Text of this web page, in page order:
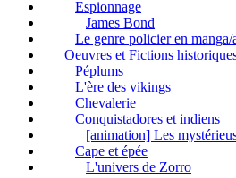
Espionnage
James Bond
Le genre policier en manga/
Oeuvres et Fictions
Péplums
L'ère des vikings
Chevalerie
Conquistadores et indiens
[animation] Les
Cape et épée
L'univers de Zorro